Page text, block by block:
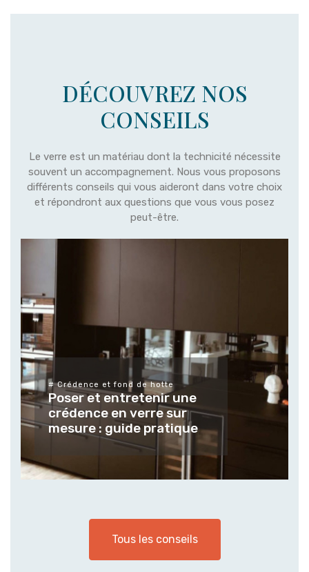
DÉCOUVREZ NOS
CONSEILS
Le verre est un matériau dont la technicité nécessite
souvent un accompagnement. Nous vous proposons
différents conseils qui vous aideront dans votre choix
et répondront aux questions que vous vous posez
peut-être.
# Différents types de verres et leurs
finitions
Tendances et usages des
verres et vitrages sur
mesure pour les espaces
extérieur
Tous les conseils